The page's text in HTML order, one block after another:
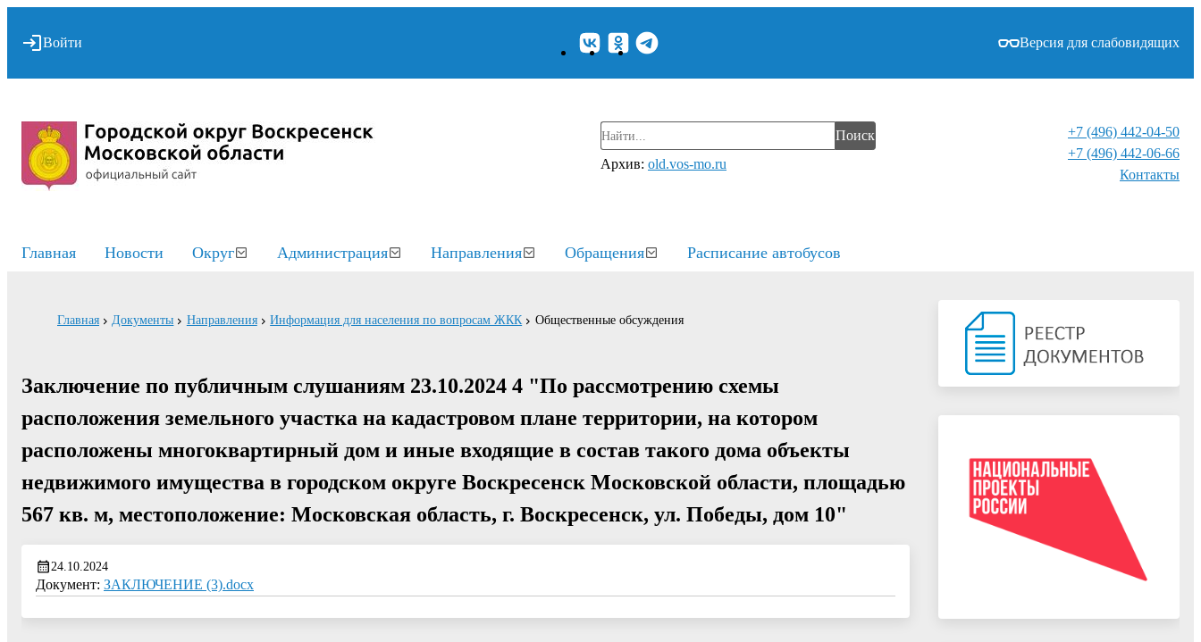
Войти Версия для слабовидящих
Поиск
Архив: old.vos-mo.ru
+7 (496) 442-04-50
+7 (496) 442-06-66
Контакты⁠
Главная Новости Округ Администрация Направления Обращения Расписание автобусов
Главная Документы Направления Информация для населения по вопросам ЖКК Общественные обсуждения
Заключение по публичным слушаниям 23.10.2024 4 "По рассмотрению схемы
расположения земельного участка на кадастровом плане территории, на котором
расположены многоквартирный дом и иные входящие в состав такого дома объекты
недвижимого имущества в городском округе Воскресенск Московской области, площадью
567 кв. м, местоположение: Московская область, г. Воскресенск, ул. Победы, дом 10"
24.10.2024
Документ: ЗАКЛЮЧЕНИЕ (3).docx